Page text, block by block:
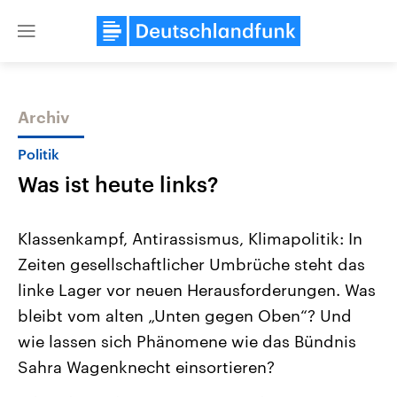
Close
Themen
Landtagswahl Sachsen-Anhalt
2026
Alle Informationen
Sachsen-Anhalt wählt am 6.
September 2026 einen neuen
Landtag. Seit 2021 wird das
Bundesland von einer Koalition aus
USA
Aktuelle Beiträge,
Hintergründe
Wirtschaftlich und
gehören die Vereinigten
mit großem Einfluss auf
Archiv
Politik
Was ist heute links?
Klassenkampf, Antirassismus, Klimapolitik: In
Zeiten gesellschaftlicher Umbrüche steht das
linke Lager vor neuen Herausforderungen. Was
bleibt vom alten „Unten gegen Oben“? Und
wie lassen sich Phänomene wie das Bündnis
Sahra Wagenknecht einsortieren?